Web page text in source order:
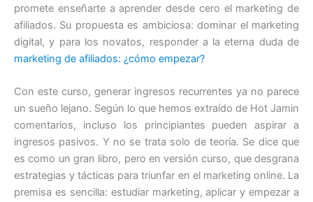
promete enseñarte a aprender desde cero el marketing de
afiliados. Su propuesta es ambiciosa: dominar el marketing
digital, y para los novatos, responder a la eterna duda de
marketing de afiliados: ¿cómo empezar?
Con este curso, generar ingresos recurrentes ya no parece
un sueño lejano. Según lo que hemos extraído de Hot Jamin
comentarios, incluso los principiantes pueden aspirar a
ingresos pasivos. Y no se trata solo de teoría. Se dice que
es como un gran libro, pero en versión curso, que desgrana
estrategias y tácticas para triunfar en el marketing online. La
premisa es sencilla: estudiar marketing, aplicar y empezar a